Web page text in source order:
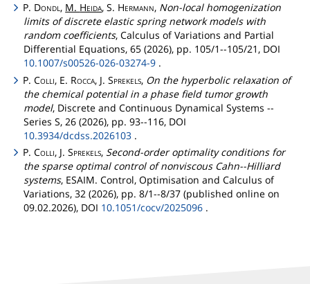
P. Dondl, M. Heida, S. Hermann, Non-local homogenization
limits of discrete elastic spring network models with
random coefficients, Calculus of Variations and Partial
Differential Equations, 65 (2026), pp. 105/1--105/21, DOI
10.1007/s00526-026-03274-9 .
P.Colli, E. Rocca, J.Sprekels, On the hyperbolic relaxation of
the chemical potential in a phase field tumor growth
model, Discrete and Continuous Dynamical Systems --
Series S, 26 (2026), pp. 93--116, DOI
10.3934/dcdss.2026103 .
P.Colli, J.Sprekels, Second-order optimality conditions for
the sparse optimal control of nonviscous Cahn--Hilliard
systems, ESAIM. Control, Optimisation and Calculus of
Variations, 32 (2026), pp. 8/1--8/37 (published online on
09.02.2026), DOI 10.1051/cocv/2025096 .